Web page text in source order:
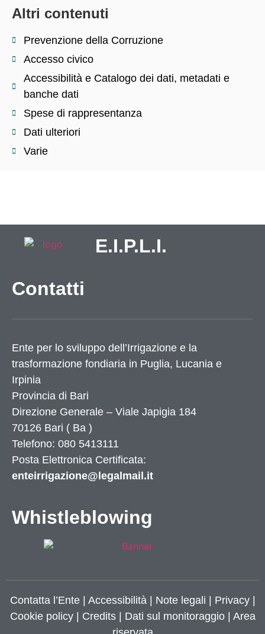
Altri contenuti
Prevenzione della Corruzione
Accesso civico
Accessibilità e Catalogo dei dati, metadati e
banche dati
Spese di rappresentanza
Dati ulteriori
Varie
E.I.P.L.I.
Contatti
Ente per lo sviluppo dell’Irrigazione e la
trasformazione fondiaria in Puglia, Lucania e
Irpinia
Provincia di Bari
Direzione Generale – Viale Japigia 184
70126 Bari ( Ba )
Telefono: 080 5413111
Posta Elettronica Certificata:
enteirrigazione@legalmail.it
Whistleblowing
Contatta l’Ente| Accessibilità| Note legali Privacy|
Cookie policy| Credits| Dati sul monitoraggio | Area